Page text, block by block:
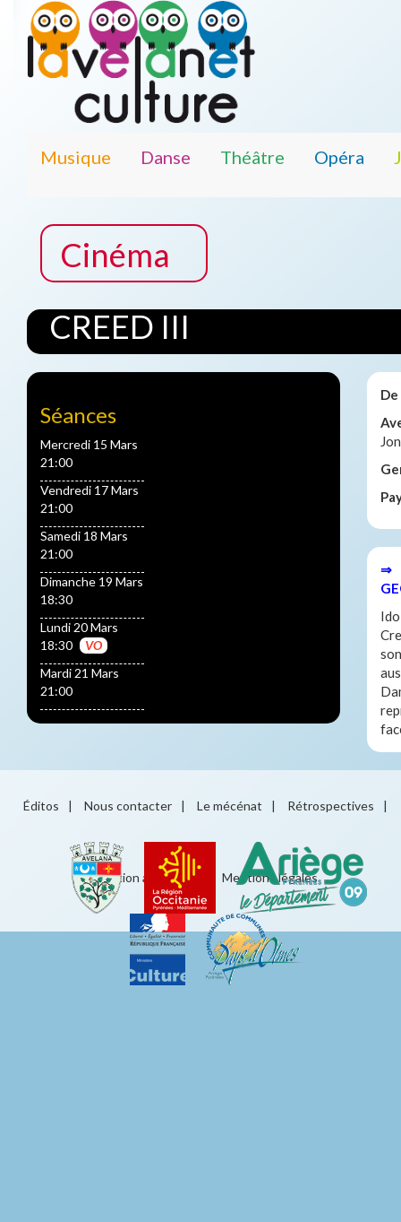
Musique Danse Théâtre Opéra
Cinéma
CREED III
Séances
Mercredi 15 Mars
21:00
Vendredi 17 Mars
21:00
Samedi 18 Mars
21:00
Dimanche 19 Mars
18:30
Lundi 20 Mars
18:30
VO
Mardi 21 Mars
21:00
De
⇒
Éditos | Nous contacter | Le mécénat | Rétrospectives |
Éducation artistique Mentions légales